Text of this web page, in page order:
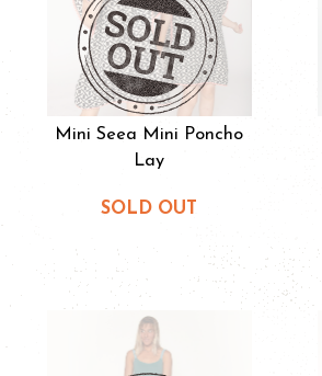
Mini Seea Mini Poncho
Lay
SOLD OUT